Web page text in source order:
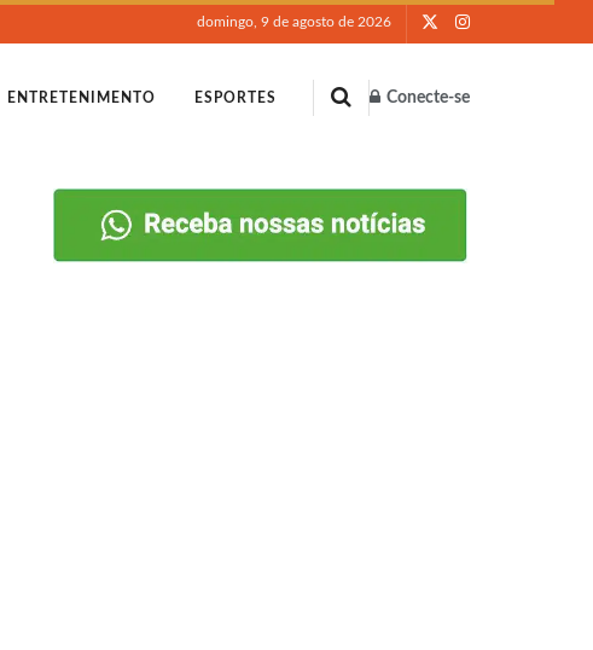
domingo, 9 de agosto de 2026
ENTRETENIMENTO ESPORTES Conecte-se